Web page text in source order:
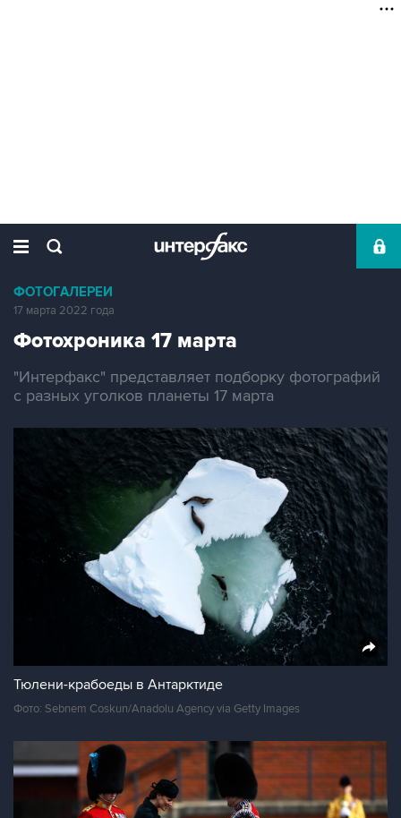
ФОТОГАЛЕРЕИ
17 марта 2022 года
Фотохроника 17 марта
"Интерфакс" представляет подборку фотографий
с разных уголков планеты 17 марта
Тюлени-крабоеды в Антарктиде
Фото: Sebnem Coskun/Anadolu Agency via Getty Images